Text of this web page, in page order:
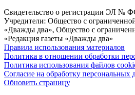
Свидетельство о регистрации ЭЛ №
Учредители: Общество с
«Дважды два», Общество с
«Редакция газеты «Дважды два»
Правила использования материалов
Политика в отношении обработки
Политика использования файлов
Согласие на обработку персональных
Обновить страницу